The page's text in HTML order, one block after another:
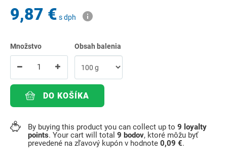
9,87 € s dph
Množstvo Obsah balenia
DO KOŠÍKA
By buying this product you can collect up to 9 loyalty
points. Your cart will total 9 bodov, ktoré môžu byť
prevedené na zľavový kupón v hodnote 0,09 €.